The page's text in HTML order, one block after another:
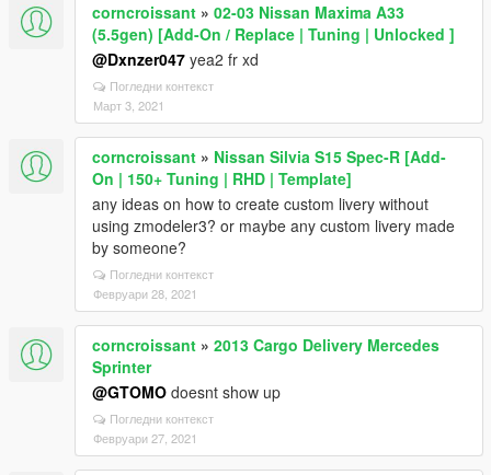
corncroissant » 02-03 Nissan Maxima A33
(5.5gen) [Add-On / Replace | Tuning | Unlocked ]
@Dxnzer047 yea2 fr xd
Погледни контекст
Март 3, 2021
corncroissant » Nissan Silvia S15 Spec-R [Add-
On | 150+ Tuning | RHD | Template]
any ideas on how to create custom livery without
using zmodeler3? or maybe any custom livery made
by someone?
Погледни контекст
Февруари 28, 2021
corncroissant » 2013 Cargo Delivery Mercedes
Sprinter
@GTOMO doesnt show up
Погледни контекст
Февруари 27, 2021